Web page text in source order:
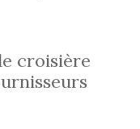
croisière